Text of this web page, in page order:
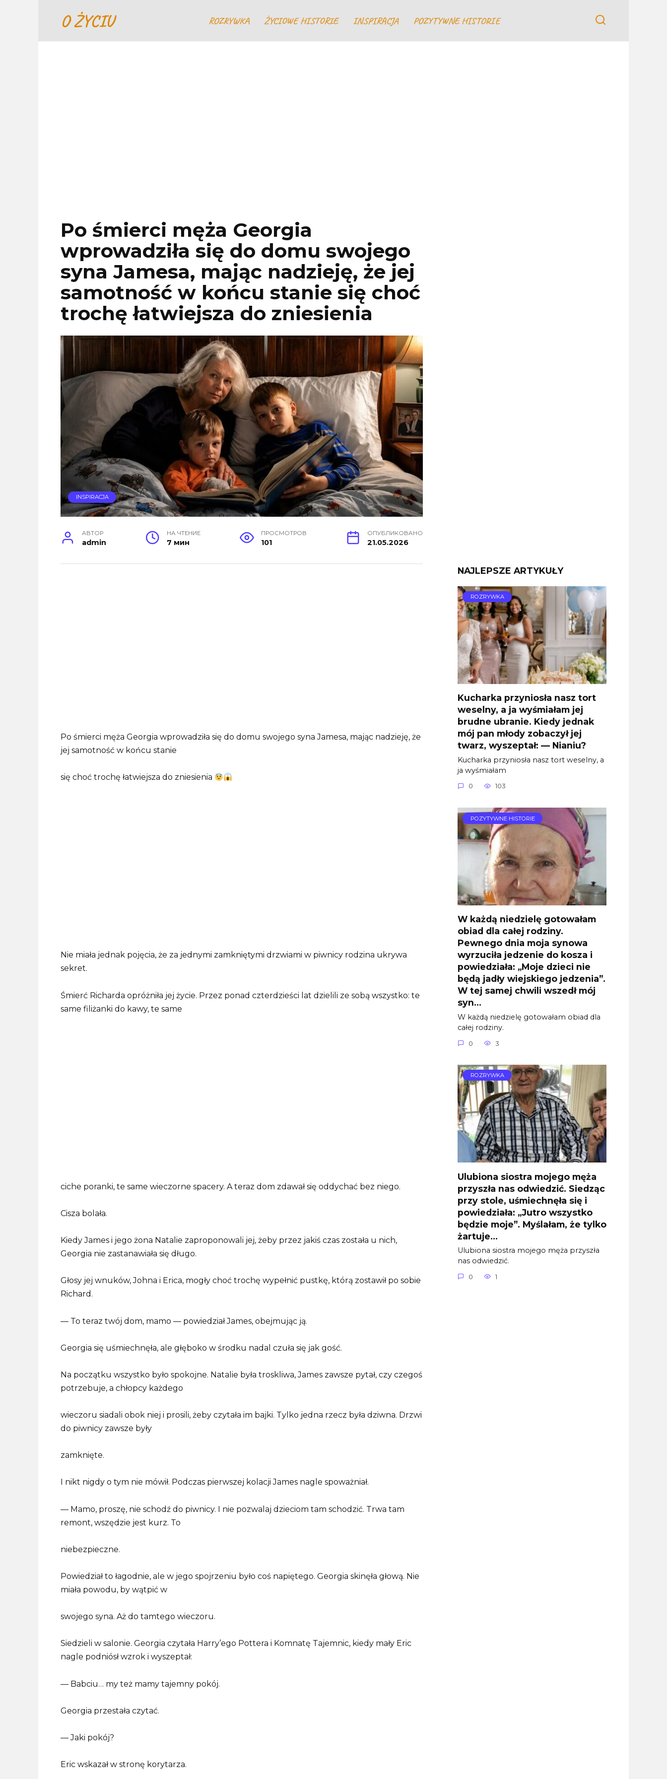
O ŻYCIU ROZRYWKA ŻYCIOWE HISTORIE INSPIRACJA POZYTYWNE HISTORIE
Po śmierci męża Georgia
wprowadziła się do domu swojego
syna Jamesa, mając nadzieję, że jej
samotność w końcu stanie się choć
trochę łatwiejsza do zniesienia
INSPIRACJA
АВТОР
admin
НА ЧТЕНИЕ
7 мин
ПРОСМОТРОВ
101
ОПУБЛИКОВАНО
21.05.2026
Po śmierci męża Georgia wprowadziła się do domu swojego syna Jamesa, mając nadzieję, że
jej samotność w końcu stanie
się choć trochę łatwiejsza do zniesienia
Nie miała jednak pojęcia, że za jednymi zamkniętymi drzwiami w piwnicy rodzina ukrywa
sekret.
Śmierć Richarda opróżniła jej życie. Przez ponad czterdzieści lat dzielili ze sobą wszystko: te
same filiżanki do kawy, te same
ciche poranki, te same wieczorne spacery. A teraz dom zdawał się oddychać bez niego.
Cisza bolała.
Kiedy James i jego żona Natalie zaproponowali jej, żeby przez jakiś czas została u nich,
Georgia nie zastanawiała się długo.
Głosy jej wnuków, Johna i Erica, mogły choć trochę wypełnić pustkę, którą zostawił po sobie
Richard.
— To teraz twój dom, mamo — powiedział James, obejmując ją.
Georgia się uśmiechnęła, ale głęboko w środku nadal czuła się jak gość.
Na początku wszystko było spokojne. Natalie była troskliwa, James zawsze pytał, czy czegoś
potrzebuje, a chłopcy każdego
wieczoru siadali obok niej i prosili, żeby czytała im bajki. Tylko jedna rzecz była dziwna. Drzwi
do piwnicy zawsze były
zamknięte.
I nikt nigdy o tym nie mówił. Podczas pierwszej kolacji James nagle spoważniał.
— Mamo, proszę, nie schodź do piwnicy. I nie pozwalaj dzieciom tam schodzić. Trwa tam
remont, wszędzie jest kurz. To
niebezpieczne.
Powiedział to łagodnie, ale w jego spojrzeniu było coś napiętego. Georgia skinęła głową. Nie
miała powodu, by wątpić w
swojego syna. Aż do tamtego wieczoru.
Siedzieli w salonie. Georgia czytała Harry’ego Pottera i Komnatę Tajemnic, kiedy mały Eric
nagle podniósł wzrok i wyszeptał:
— Babciu… my też mamy tajemny pokój.
Georgia przestała czytać.
— Jaki pokój?
Eric wskazał w stronę korytarza.
NAJLEPSZE ARTYKUŁY
ROZRYWKA
Kucharka przyniosła nasz tort
weselny, a ja wyśmiałam jej
brudne ubranie. Kiedy jednak
mój pan młody zobaczył jej
twarz, wyszeptał: — Nianiu?
Kucharka przyniosła nasz tort weselny, a
ja wyśmiałam
0 103
POZYTYWNE HISTORIE
W każdą niedzielę gotowałam
obiad dla całej rodziny.
Pewnego dnia moja synowa
wyrzuciła jedzenie do kosza i
powiedziała: „Moje dzieci nie
będą jadły wiejskiego jedzenia”.
W tej samej chwili wszedł mój
syn…
W każdą niedzielę gotowałam obiad dla
całej rodziny.
0 3
ROZRYWKA
Ulubiona siostra mojego męża
przyszła nas odwiedzić. Siedząc
przy stole, uśmiechnęła się i
powiedziała: „Jutro wszystko
będzie moje”. Myślałam, że tylko
żartuje…
Ulubiona siostra mojego męża przyszła
nas odwiedzić.
0 1